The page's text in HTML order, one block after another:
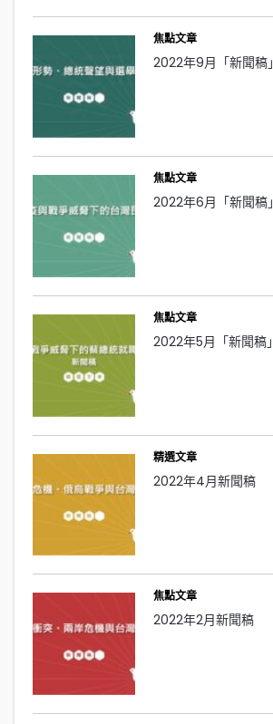
焦點文章
2022年9月「新聞稿」
焦點文章
2022年6月「新聞稿」
焦點文章
2022年5月「新聞稿」
精選文章
2022年4月新聞稿
焦點文章
2022年2月新聞稿